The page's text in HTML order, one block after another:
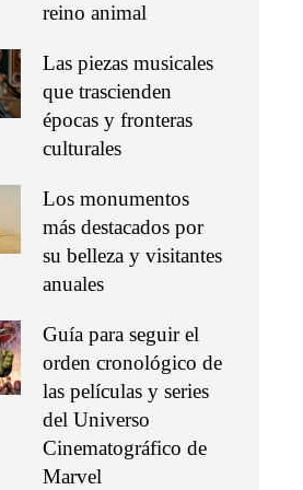
reino animal
Las piezas musicales
que trascienden
épocas y fronteras
culturales
Los monumentos
más destacados por
su belleza y visitantes
anuales
Guía para seguir el
orden cronológico de
las películas y series
del Universo
Cinematográfico de
Marvel